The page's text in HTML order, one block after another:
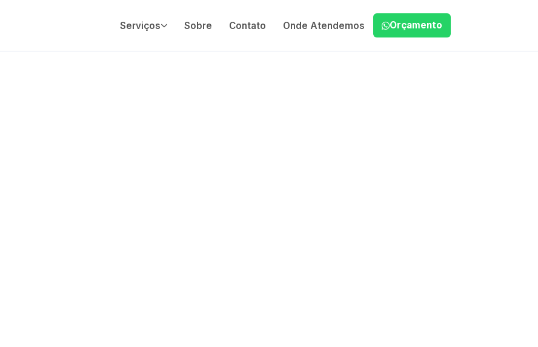
Serviços Sobre Contato Onde Atendemos Orçamento